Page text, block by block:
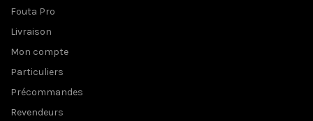
Fouta Pro
Livraison
Mon compte
Particuliers
Précommandes
Revendeurs